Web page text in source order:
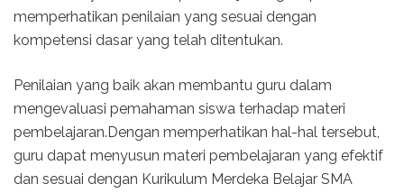
memperhatikan penilaian yang sesuai dengan
kompetensi dasar yang telah ditentukan.
Penilaian yang baik akan membantu guru dalam
mengevaluasi pemahaman siswa terhadap materi
pembelajaran.Dengan memperhatikan hal-hal tersebut,
guru dapat menyusun materi pembelajaran yang efektif
dan sesuai dengan Kurikulum Merdeka Belajar SMA